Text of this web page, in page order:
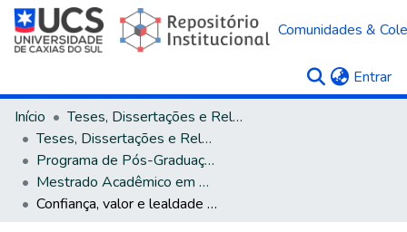
Comunidades &
Entrar
Início
Teses, Dissertações e Relatórios
Teses, Dissertações e Relatórios defendidos na UCS
Programa de Pós-Graduação em Administração
Mestrado Acadêmico em Administração
Confiança, valor e lealdade do consumidor : um estudo desenvolvido em uma concessionária de veículos